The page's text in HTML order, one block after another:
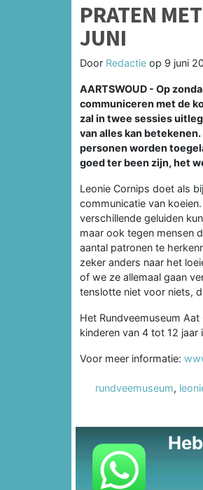
PRATEN
JUNI
Door Redactie op 9 juni
AARTSWOUD - Op
communiceren met de
zal in twee sessies
van alles kan
personen worden
goed ter been zijn, het
Leonie Cornips doet als
communicatie van
verschillende geluiden
maar ook tegen mensen
aantal patronen te
zeker anders naar het
of we ze allemaal gaan
tenslotte niet voor niets,
Het Rundveemuseum
kinderen van 4 tot 12 jaar
Voor meer informatie:
rundveemuseum,